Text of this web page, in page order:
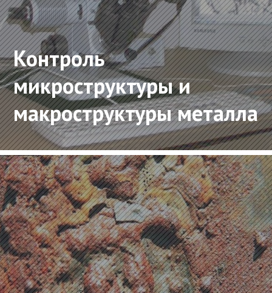
Контроль
микроструктуры и
макроструктуры металла